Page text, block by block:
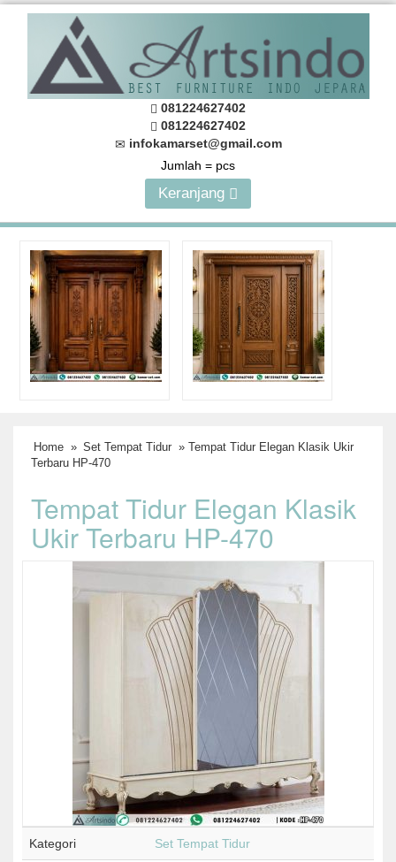
081224627402
081224627402
infokamarset@gmail.com
Jumlah = pcs
Keranjang
Home » Set Tempat Tidur » Tempat Tidur Elegan Klasik Ukir
Terbaru HP-470
Tempat Tidur Elegan Klasik
Ukir Terbaru HP-470
Kategori Set Tempat Tidur